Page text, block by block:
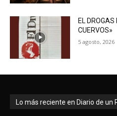
EL
CUERVOS»
5 agosto, 2026
Lo más reciente en Diario de un